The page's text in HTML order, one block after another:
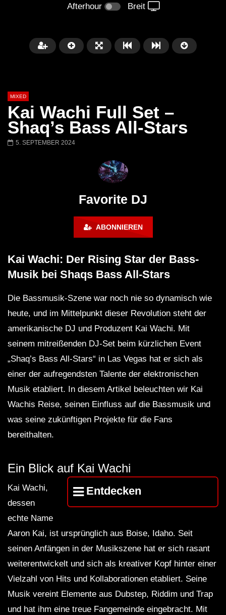
Afterhour Breit
MIXED
Kai Wachi Full Set –
Shaq’s Bass All-Stars
5. SEPTEMBER 2024
Favorite DJ
ABONNIEREN
Kai Wachi: Der Rising Star der Bass-
Musik bei Shaqs Bass All-Stars
Die Bassmusik-Szene war noch nie so dynamisch wie
heute, und im Mittelpunkt dieser Revolution steht der
amerikanische DJ und Produzent Kai Wachi. Mit
seinem mitreißenden DJ-Set beim kürzlichen Event
„Shaq’s Bass All-Stars“ in Las Vegas hat er sich als
einer der aufregendsten Talente der elektronischen
Musik etabliert. In diesem Artikel beleuchten wir Kai
Wachis Reise, seinen Einfluss auf die Bassmusik und
was seine zukünftigen Projekte für die Fans
bereithalten.
Ein Blick auf Kai Wachi
Entdecken
Kai Wachi,
dessen
echte Name
Aaron Kai, ist ursprünglich aus Boise, Idaho. Seit
seinen Anfängen in der Musikszene hat er sich rasant
weiterentwickelt und sich als kreativer Kopf hinter einer
Vielzahl von Hits und Kollaborationen etabliert. Seine
Musik vereint Elemente aus Dubstep, Riddim und Trap
und hat ihm eine treue Fangemeinde eingebracht. Mit